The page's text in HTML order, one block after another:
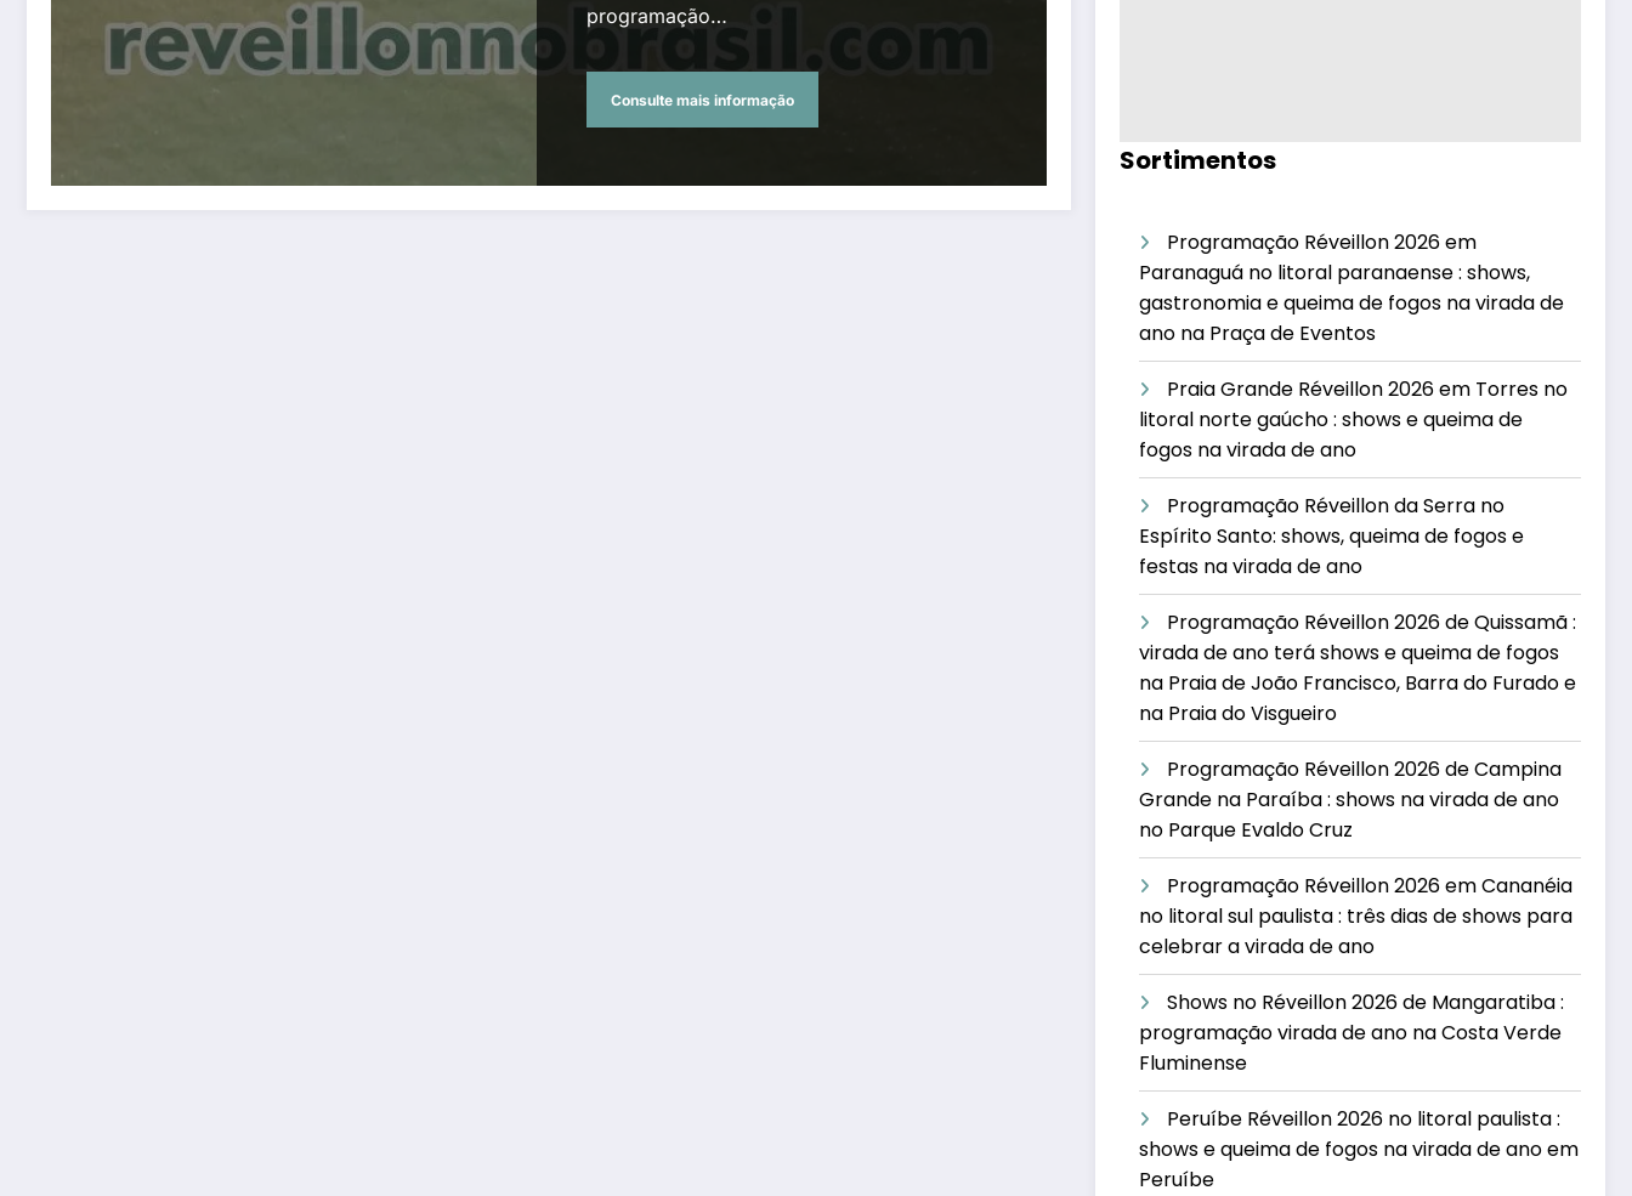
programação…
Consulte mais informação
Sortimentos
Programação Réveillon 2026 em
Paranaguá no litoral paranaense : shows,
gastronomia e queima de fogos na virada de
ano na Praça de Eventos
Praia Grande Réveillon 2026 em Torres no
litoral norte gaúcho : shows e queima de
fogos na virada de ano
Programação Réveillon da Serra no
Espírito Santo: shows, queima de fogos e
festas na virada de ano
Programação Réveillon 2026 de Quissamã :
virada de ano terá shows e queima de fogos
na Praia de João Francisco, Barra do Furado e
na Praia do Visgueiro
Programação Réveillon 2026 de Campina
Grande na Paraíba : shows na virada de ano
no Parque Evaldo Cruz
Programação Réveillon 2026 em Cananéia
no litoral sul paulista : três dias de shows para
celebrar a virada de ano
Shows no Réveillon 2026 de Mangaratiba :
programação virada de ano na Costa Verde
Fluminense
Peruíbe Réveillon 2026 no litoral paulista :
shows e queima de fogos na virada de ano em
Peruíbe